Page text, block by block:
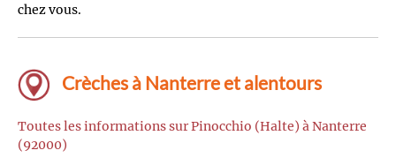
chez vous.
Crèches à Nanterre et alentours
Toutes les informations sur Pinocchio (Halte) à Nanterre
(92000)